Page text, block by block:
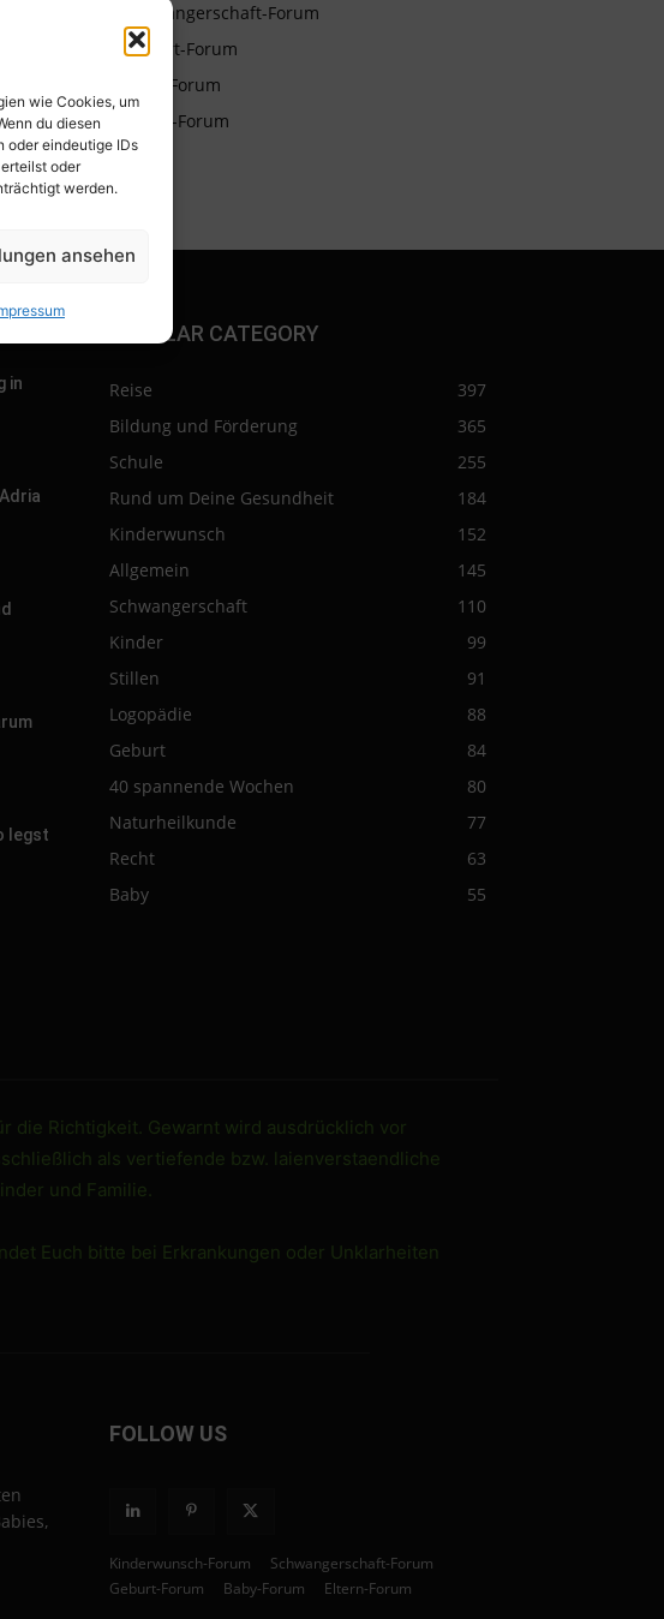
wie Cookies, um
du diesen
oder eindeutige IDs
oder
werden.
ansehen
Schwangerschaft-Forum
Geburt-Forum
Baby-Forum
Eltern-Forum
in
legst
POPULAR CATEGORY
Reise
397
Bildung und Förderung
365
Schule
255
Rund um Deine Gesundheit
184
Kinderwunsch
152
Allgemein
145
Schwangerschaft
110
Kinder
99
Stillen
91
Logopädie
88
Geburt
84
40 spannende Wochen
80
Naturheilkunde
77
Recht
63
Baby
55
die Richtigkeit. Gewarnt wird ausdrücklich vor
als vertiefende bzw. laienverstaendliche
und Familie.
Euch bitte bei Erkrankungen oder Unklarheiten
FOLLOW US
Kinderwunsch-Forum
Schwangerschaft-Forum
Geburt-Forum
Baby-Forum Eltern-Forum